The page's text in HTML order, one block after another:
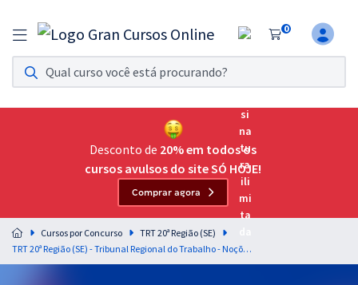
0
Assinatura Ilimitada 11
Acesso a todos os cursos. Teste grátis por 7 dias!
Assinatura OAB Até Passar
Acesso ilimitado a toda preparação para o Exame da
Residências Multiprofissionais
Preparação completa e intensiva para as principais
residências em saúde do Brasil
Desconto de 20% em todos os
cursos avulsos do site SÓ HOJE!
Comprar agora
Cursos por Concurso
TRT 20ª Região (SE)
TRT 20ª Região (SE) - Tribunal Regional do Trabalho - Noções de Direito do Trabalho para o Cargo de Técnico Judiciário - Área Administrativa - Professor: Gervásio Meireles (Videoaulas) & Maria Rafaela (Aulas em PDF)